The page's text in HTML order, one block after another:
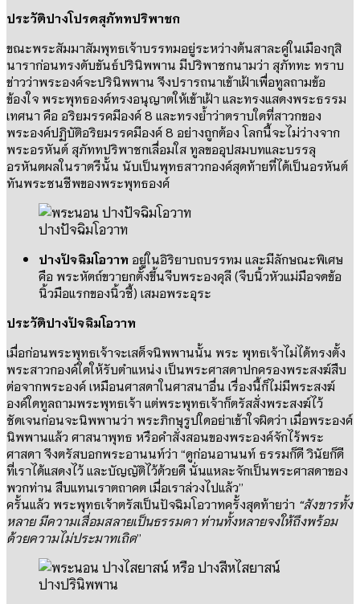
ประวัติปางโปรดสุภัททปริพาชก
ขณะพระสัมมาสัมพุทธเจ้าบรรทมอยู่ระหว่างต้นสาละคู่ในเมืองกุสิ
นาราก่อนทรงดับขันธ์ปรินิพพาน มีปริพาชกนามว่า สุภัททะ ทราบ
ข่าวว่าพระองค์จะปรินิพพาน จึงปรารถนาเข้าเฝ้าเพื่อทูลถามข้อ
ข้องใจ พระพุทธองค์ทรงอนุญาตให้เข้าเฝ้า และทรงแสดงพระธรรม
เทศนา คือ อริยมรรคมีองค์ 8 และทรงย้ำว่าตราบใดที่สาวกของ
พระองค์ปฏิบัติอริยมรรคมีองค์ 8 อย่างถูกต้อง โลกนี้จะไม่ว่างจาก
พระอรหันต์ สุภัททปริพาชกเลื่อมใส ทูลขออุปสมบทและบรรลุ
อรหันตผลในราตรีนั้น นับเป็นพุทธสาวกองค์สุดท้ายที่ได้เป็นอรหันต์
ทันพระชนชีพของพระพุทธองค์
ปางปัจฉิมโอวาท
ปางปัจฉิมโอวาท อยู่ในอิริยาบถบรรทม และมีลักษณะพิเศษ
คือ พระหัตถ์ขวายกตั้งขึ้นจีบพระองคุลี (จีบนิ้วหัวแม่มือจดข้อ
นิ้วมือแรกของนิ้วชี้) เสมอพระอุระ
ประวัติปางปัจฉิมโอวาท
เมื่อก่อนพระพุทธเจ้าจะเสด็จนิพพานนั้น พระ พุทธเจ้าไม่ได้ทรงตั้ง
พระสาวกองค์ใดให้รับตำแหน่ง เป็นพระศาสดาปกครองพระสงฆ์สืบ
ต่อจากพระองค์ เหมือนศาสดาในศาสนาอื่น เรื่องนี้ก็ไม่มีพระสงฆ์
องค์ใดทูลถามพระพุทธเจ้า แต่พระพุทธเจ้าก็ตรัสสั่งพระสงฆ์ไว้
ชัดเจนก่อนจะนิพพานว่า พระภิกษุรูปใดอย่าเข้าใจผิดว่า เมื่อพระองค์
นิพพานแล้ว ศาสนาพุทธ หรือคำสั่งสอนของพระองค์จักไร้พระ
ศาสดา จึงตรัสบอกพระอานนท์ว่า “ดูก่อนอานนท์ ธรรมก็ดี วินัยก็ดี
ที่เราได้แสดงไว้ และบัญญัติไว้ด้วยดี นั่นแหละจักเป็นพระศาสดาของ
พวกท่าน สืบแทนเราตถาคต เมื่อเราล่วงไปแล้ว”
ครั้นแล้ว พระพุทธเจ้าตรัสเป็นปัจฉิมโอวาทครั้งสุดท้ายว่า “สังขารทั้ง
หลาย มีความเสื่อมสลายเป็นธรรมดา ท่านทั้งหลายจงให้ถึงพร้อม
ด้วยความไม่ประมาทเถิด”
ปางปรินิพพาน